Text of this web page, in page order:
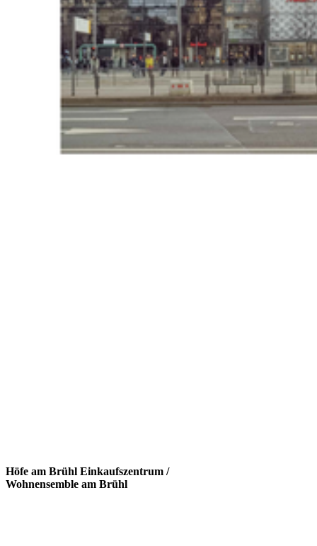
Höfe am Brühl Einkaufszentrum /
Wohnensemble am Brühl